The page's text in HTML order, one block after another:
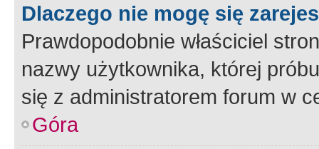
Dlaczego nie mogę się
Prawdopodobnie właściciel
nazwy użytkownika, której
się z administratorem forum w
Góra